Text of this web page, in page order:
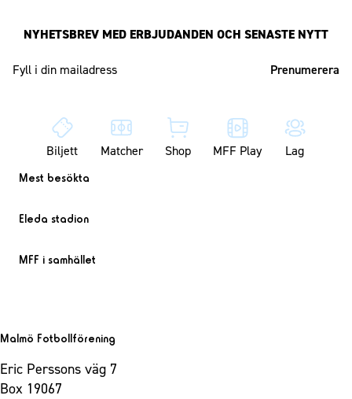
NYHETSBREV MED ERBJUDANDEN OCH SENASTE NYTT
Biljett Matcher Shop MFF Play Lag
Mest besökta
Eleda stadion
MFF i samhället
Malmö Fotbollförening
Eric Perssons väg 7
Box 19067